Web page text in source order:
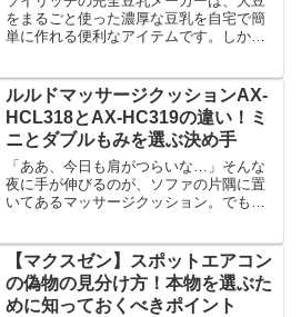
をまるごと使った濃厚な豆乳を自宅で簡
単に作れる便利なアイテムです。しか
本物を手に入れるために、偽物の見分け
方や購入時の注意点を押さえ...
ルルドマッサージクッションAX-
HCL318とAX-HC319の違い！ミ
ニとダブルもみを選ぶ決め手
「ああ、今日も肩がつらいな…」そんな
夜に手が伸びるのが、ソファの片隅に置
いてあるマッサージクッション。でも、
上げるのは、アテックスの人気シリーズ
「ルルドマッサージクッシ...
【マクスゼン】スポットエアコン
の偽物の見分け方！本物を選ぶた
めに知っておくべきポイント